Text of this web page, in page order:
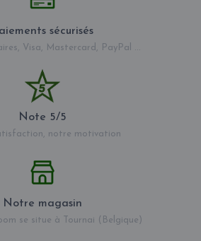
sécurisés
Visa, Mastercard, PayPal ...
Note 5/5
notre motivation
Notre magasin
se situe à Tournai (Belgique)